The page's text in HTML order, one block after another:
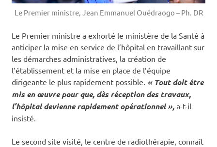
Le Premier ministre, Jean Emmanuel Ouédraogo – Ph. DR
Le Premier ministre a exhorté le ministère de la Santé à
anticiper la mise en service de l’hôpital en travaillant sur
les démarches administratives, la création de
l’établissement et la mise en place de l’équipe
dirigeante le plus rapidement possible. « Tout doit être
mis en œuvre pour que, dès réception des travaux,
l’hôpital devienne rapidement opérationnel », a-t-il
insisté.
Le second site visité, le centre de radiothérapie, connaît